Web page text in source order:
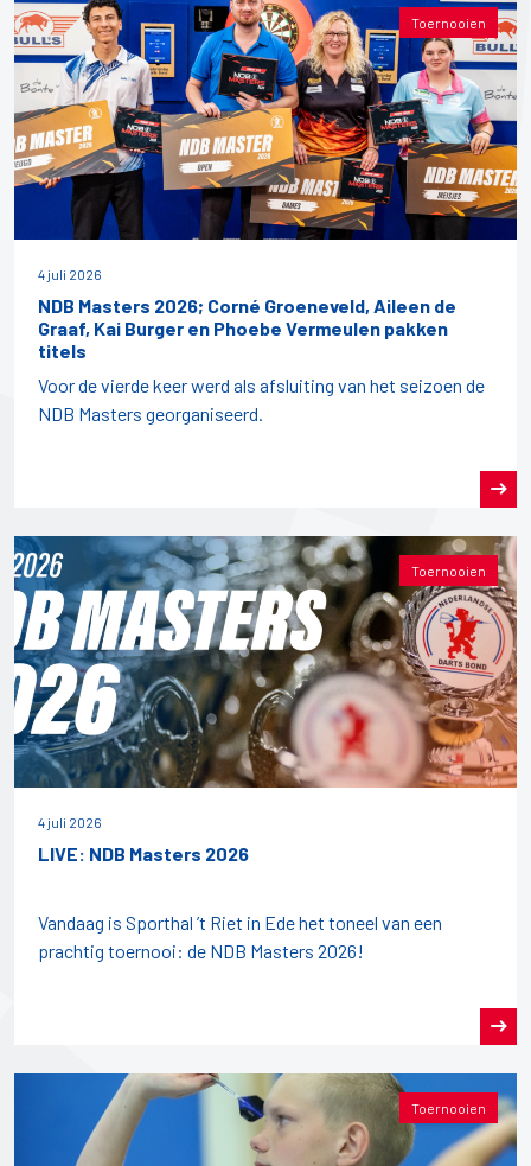
Toernooien
4 juli 2026
NDB Masters 2026; Corné Groeneveld, Aileen de
Graaf, Kai Burger en Phoebe Vermeulen pakken
titels
Voor de vierde keer werd als afsluiting van het seizoen de
NDB Masters georganiseerd.
Toernooien
4 juli 2026
LIVE: NDB Masters 2026
Vandaag is Sporthal ’t Riet in Ede het toneel van een
prachtig toernooi: de NDB Masters 2026!
Toernooien